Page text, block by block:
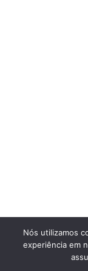
Nós utilizamos
experiência em